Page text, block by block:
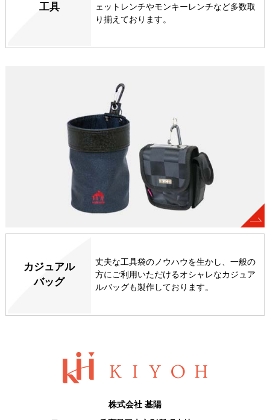
工具
ェットレンチやモンキーレンチなど多数取
り揃えております。
カジュアル
バッグ
丈夫な工具袋のノウハウを生かし、一般の
方にご利用いただけるオシャレなカジュア
ルバッグも製作しております。
株式会社 基陽